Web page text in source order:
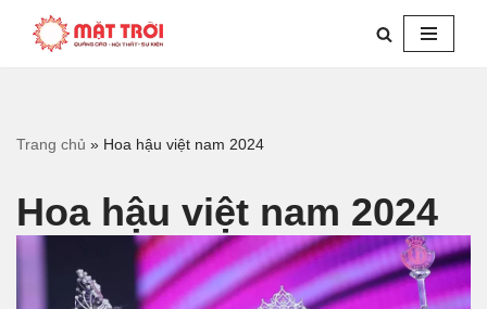
Chuyển
dung
Trang chủ » Hoa hậu việt nam 2024
Hoa hậu việt nam 2024